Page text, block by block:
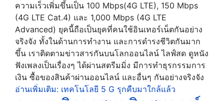
ความเร็วเพิ่มขึ้นเป็น 100 Mbps(4G LTE), 150 Mbps
(4G LTE Cat.4) และ 1,000 Mbps (4G LTE
Advanced) ยุคนี้ถือเป็นยุคที่คนใช้อินเทอร์เน็ตกันอย่าง
จริงจัง ทั้งในด้านการทำงาน และการดำรงชีวิตกันมาก
ขึ้น เราติดตามข่าวสารกันบนโลกออนไลน์ ไลฟ์สด ดูหนัง
ฟังเพลงเป็นเรื่องๆ ได้ผ่านสตรีมมิ่ง มีการทำธุรกรรมการ
เงิน ซื้อของสินค้าผ่านออนไลน์ และอื่นๆ กันอย่างจริงจัง
อ่านเพิ่มเติม: เทคโนโลยี 5 G รุกคืบมาใกล้แล้ว